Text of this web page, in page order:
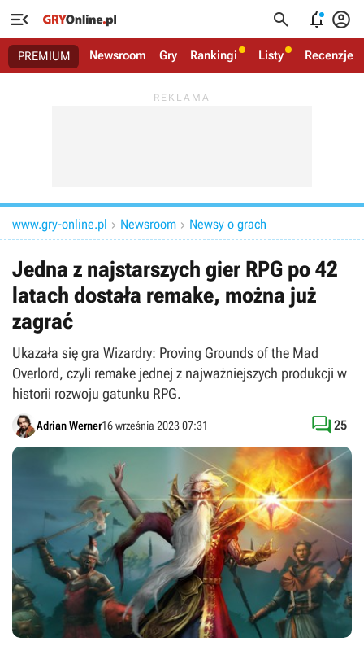
   
PREMIUM Newsroom Gry Rankingi Listy Recenzje
www.gry-online.pl  Newsroom  Newsy o grach
Jedna z najstarszych gier RPG po 42
latach dostała remake, można już
zagrać
Ukazała się gra Wizardry: Proving Grounds of the Mad
Overlord, czyli remake jednej z najważniejszych produkcji w
historii rozwoju gatunku RPG.
Adrian Werner16 września 2023 07:31 25